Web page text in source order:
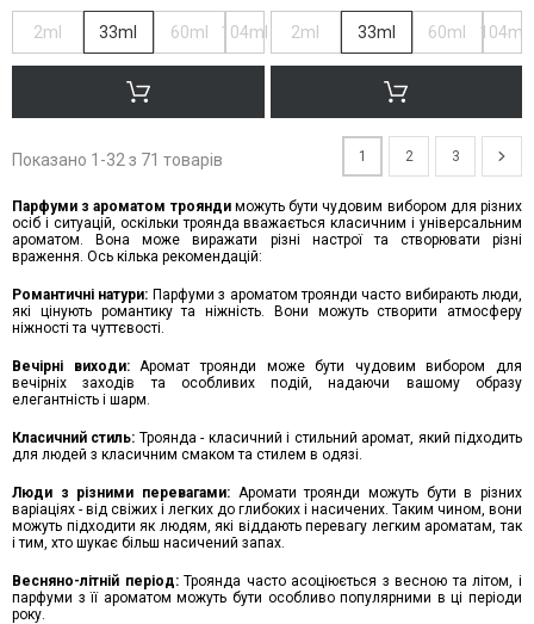
2ml 33ml 60ml 104ml 2ml 33ml 60ml 104ml
Показано 1-32 з 71 товарів 1 2 3
Парфуми з ароматом трояндиможуть бути чудовим вибором для різних
осіб і ситуацій, оскільки троянда вважається класичним і універсальним
ароматом. Вона може виражати різні настрої та створювати різні
враження. Ось кілька рекомендацій:
Романтичні натури: Парфуми з ароматом троянди часто вибирають люди,
які цінують романтику та ніжність. Вони можуть створити атмосферу
ніжності та чуттєвості.
Вечірні виходи:Аромат троянди може бути чудовим вибором для
вечірніх заходів та особливих подій, надаючи вашому образу
елегантність і шарм.
Класичний стиль: Троянда - класичний і стильний аромат, який підходить
для людей з класичним смаком та стилем в одязі.
Люди з різними перевагами: Аромати троянди можуть бути в різних
варіаціях - від свіжих і легких до глибоких і насичених. Таким чином, вони
можуть підходити як людям, які віддають перевагу легким ароматам, так
і тим, хто шукає більш насичений запах.
Весняно-літній період:Троянда часто асоціюється з весною та літом, і
парфуми з її ароматом можуть бути особливо популярними в ці періоди
року.